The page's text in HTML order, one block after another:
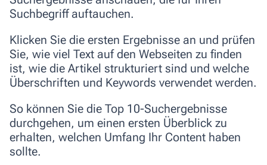
Suchbegriff auftauchen.
Klicken Sie die ersten Ergebnisse an und prüfen
Sie, wie viel Text auf den Webseiten zu finden
ist, wie die Artikel strukturiert sind und welche
Überschriften und Keywords verwendet werden.
So können Sie die Top 10-Suchergebnisse
durchgehen, um einen ersten Überblick zu
erhalten, welchen Umfang Ihr Content haben
sollte.